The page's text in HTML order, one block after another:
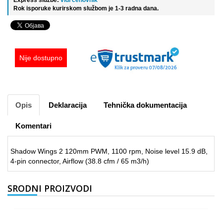
Rok isporuke kurirskom službom je 1-3 radna dana.
Nije dostupno
Opis Deklaracija Tehnička dokumentacija
Komentari
Shadow Wings 2 120mm PWM, 1100 rpm, Noise level 15.9 dB,
4-pin connector, Airflow (38.8 cfm / 65 m3/h)
SRODNI PROIZVODI